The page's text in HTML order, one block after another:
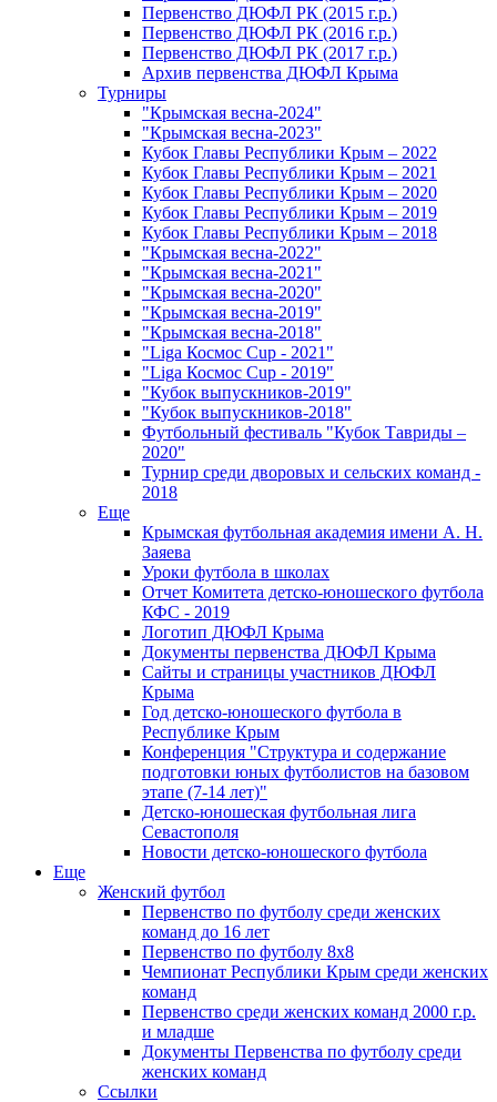
Первенство ДЮФЛ РК (2015 г.р.)
Первенство ДЮФЛ РК (2016 г.р.)
Первенство ДЮФЛ РК (2017 г.р.)
Архив первенства ДЮФЛ Крыма
Турниры
"Крымская весна-2024"
"Крымская весна-2023"
Кубок Главы Республики Крым – 2022
Кубок Главы Республики Крым – 2021
Кубок Главы Республики Крым – 2020
Кубок Главы Республики Крым – 2019
Кубок Главы Республики Крым – 2018
"Крымская весна-2022"
"Крымская весна-2021"
"Крымская весна-2020"
"Крымская весна-2019"
"Крымская весна-2018"
"Liga Космос Cup - 2021"
"Liga Космос Cup - 2019"
"Кубок выпускников-2019"
"Кубок выпускников-2018"
Футбольный фестиваль "Кубок Тавриды –
2020"
Турнир среди дворовых и сельских команд -
2018
Еще
Крымская футбольная академия имени А. Н.
Заяева
Уроки футбола в школах
Отчет Комитета детско-юношеского футбола
КФС - 2019
Логотип ДЮФЛ Крыма
Документы первенства ДЮФЛ Крыма
Сайты и страницы участников ДЮФЛ
Крыма
Год детско-юношеского футбола в
Республике Крым
Конференция "Структура и содержание
подготовки юных футболистов на базовом
этапе (7-14 лет)"
Детско-юношеская футбольная лига
Севастополя
Новости детско-юношеского футбола
Еще
Женский футбол
Первенство по футболу среди женских
команд до 16 лет
Первенство по футболу 8х8
Чемпионат Республики Крым среди женских
команд
Первенство среди женских команд 2000 г.р.
и младше
Документы Первенства по футболу среди
женских команд
Ссылки